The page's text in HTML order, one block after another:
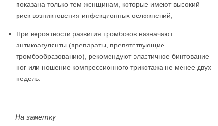
показана только тем женщинам, которые имеют высокий
риск возникновения инфекционных осложнений;
При вероятности развития тромбозов назначают
антикоагулянты (препараты, препятствующие
тромбообразованию), рекомендуют эластичное бинтование
ног или ношение компрессионного трикотажа не менее двух
недель.
На заметку